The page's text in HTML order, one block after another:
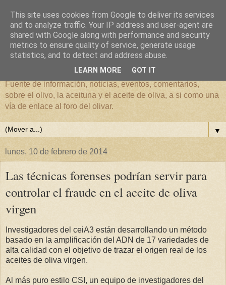
El mundo del Olivar
Fuente de información, noticias, eventos, comentarios,
sobre el olivo, la aceituna y el aceite de oliva, a si como una
vía de enlace al foro del olivar.
▼
lunes, 10 de febrero de 2014
Las técnicas forenses podrían servir para
controlar el fraude en el aceite de oliva
virgen
Investigadores del ceiA3 están desarrollando un método
basado en la amplificación del ADN de 17 variedades de
alta calidad con el objetivo de trazar el origen real de los
aceites de oliva virgen.
Al más puro estilo CSI, un equipo de investigadores del
This site uses cookies from Google to deliver its services
and to analyze traffic. Your IP address and user-agent are
shared with Google along with performance and security
metrics to ensure quality of service, generate usage
statistics, and to detect and address abuse.
LEARN MORE GOT IT